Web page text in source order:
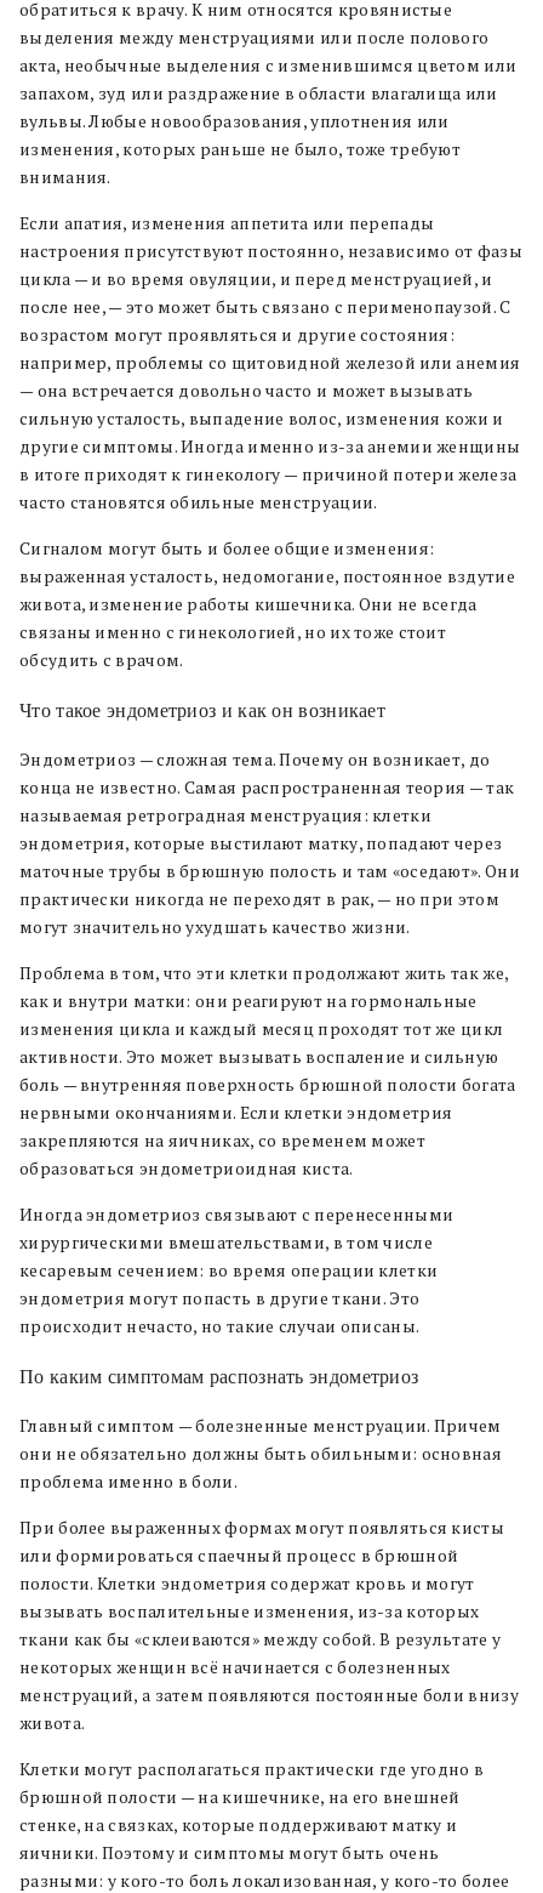
обратиться к врачу. К ним относятся кровянистые
выделения между менструациями или после полового
акта, необычные выделения с изменившимся цветом или
запахом, зуд или раздражение в области влагалища или
вульвы. Любые новообразования, уплотнения или
изменения, которых раньше не было, тоже требуют
внимания.
Если апатия, изменения аппетита или перепады
настроения присутствуют постоянно, независимо от фазы
цикла — и во время овуляции, и перед менструацией, и
после нее, — это может быть связано с перименопаузой. С
возрастом могут проявляться и другие состояния:
например, проблемы со щитовидной железой или анемия
— она встречается довольно часто и может вызывать
сильную усталость, выпадение волос, изменения кожи и
другие симптомы. Иногда именно из-за анемии женщины
в итоге приходят к гинекологу — причиной потери железа
часто становятся обильные менструации.
Сигналом могут быть и более общие изменения:
выраженная усталость, недомогание, постоянное вздутие
живота, изменение работы кишечника. Они не всегда
связаны именно с гинекологией, но их тоже стоит
обсудить с врачом.
​​Что такое эндометриоз и как он возникает
Эндометриоз — сложная тема. Почему он возникает, до
конца не известно. Самая распространенная теория — так
называемая ретроградная менструация: клетки
эндометрия, которые выстилают матку, попадают через
маточные трубы в брюшную полость и там «оседают». Они
практически никогда не переходят в рак, — но при этом
могут значительно ухудшать качество жизни.
Проблема в том, что эти клетки продолжают жить так же,
как и внутри матки: они реагируют на гормональные
изменения цикла и каждый месяц проходят тот же цикл
активности. Это может вызывать воспаление и сильную
боль — внутренняя поверхность брюшной полости богата
нервными окончаниями. Если клетки эндометрия
закрепляются на яичниках, со временем может
образоваться эндометриоидная киста.
Иногда эндометриоз связывают с перенесенными
хирургическими вмешательствами, в том числе
кесаревым сечением: во время операции клетки
эндометрия могут попасть в другие ткани. Это
происходит нечасто, но такие случаи описаны.
По каким симптомам распознать эндометриоз
Главный симптом — болезненные менструации. Причем
они не обязательно должны быть обильными: основная
проблема именно в боли.
При более выраженных формах могут появляться кисты
или формироваться спаечный процесс в брюшной
полости. Клетки эндометрия содержат кровь и могут
вызывать воспалительные изменения, из-за которых
ткани как бы «склеиваются» между собой. В результате у
некоторых женщин всё начинается с болезненных
менструаций, а затем появляются постоянные боли внизу
живота.
Клетки могут располагаться практически где угодно в
брюшной полости — на кишечнике, на его внешней
стенке, на связках, которые поддерживают матку и
яичники. Поэтому и симптомы могут быть очень
разными: у кого-то боль локализованная, у кого-то более